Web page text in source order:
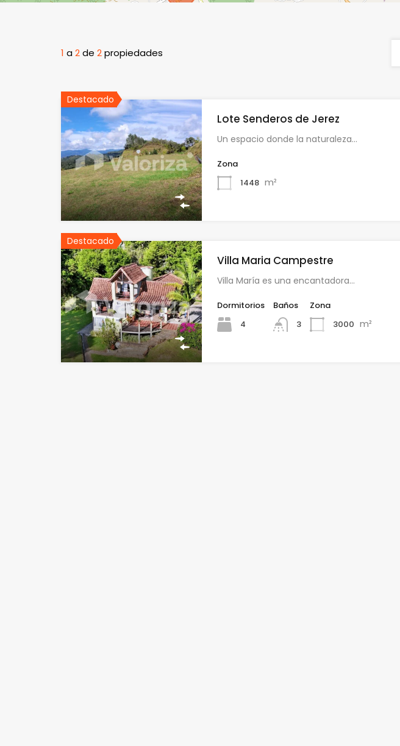
1 a2de 2propiedades
Destacado
Lote Senderos de Jerez
Un espacio donde la naturaleza…
Zona
1448 m²
Destacado
Villa Maria Campestre
Villa María es una encantadora…
Dormitorios
4
Baños
3
Zona
3000 m²